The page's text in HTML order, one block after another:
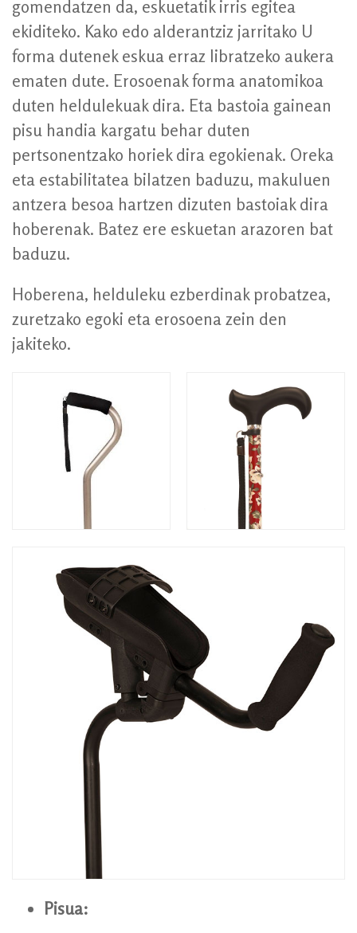
gomendatzen da, eskuetatik irris egitea
ekiditeko. Kako edo alderantziz jarritako U
forma dutenek eskua erraz libratzeko aukera
ematen dute. Erosoenak forma anatomikoa
duten heldulekuak dira. Eta bastoia gainean
pisu handia kargatu behar duten
pertsonentzako horiek dira egokienak. Oreka
eta estabilitatea bilatzen baduzu, makuluen
antzera besoa hartzen dizuten bastoiak dira
hoberenak. Batez ere eskuetan arazoren bat
baduzu.
Hoberena, helduleku ezberdinak probatzea,
zuretzako egoki eta erosoena zein den
jakiteko.
Pisua: